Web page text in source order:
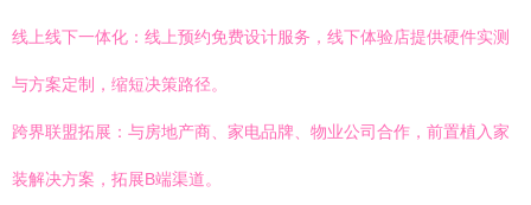
线上线下一体化：线上预约免费设计服务，线下体验店提供硬件实测
与方案定制，缩短决策路径。
跨界联盟拓展：与房地产商、家电品牌、物业公司合作，前置植入家
装解决方案，拓展B端渠道。